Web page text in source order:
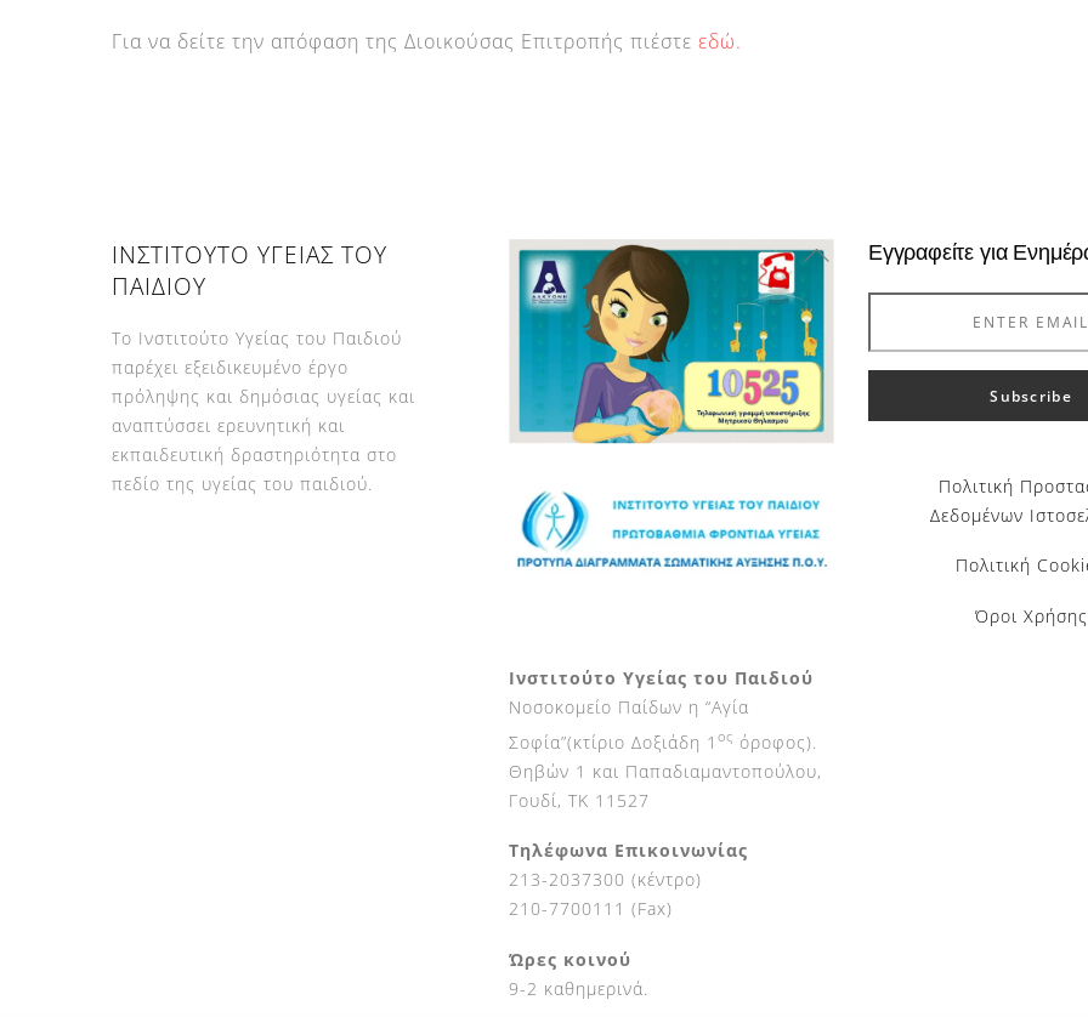
Για να δείτε την απόφαση της Διοικούσας Επιτροπής πιέστε εδώ.
Back
ΙΝΣΤΙΤΟΥΤΟ ΥΓΕΙΑΣ ΤΟΥ
ΠΑΙΔΙΟΥ
Το Ινστιτούτο Υγείας του Παιδιού
παρέχει εξειδικευμένο έργο
πρόληψης και δημόσιας υγείας και
αναπτύσσει ερευνητική και
εκπαιδευτική δραστηριότητα στο
πεδίο της υγείας του παιδιού.
Εγγραφείτε για
Πολιτική
Δεδομένων
Πολιτική
Όροι Χρήσης
Ινστιτούτο Υγείας του Παιδιού
Νοσοκομείο Παίδων η “Αγία
Σοφία”(κτίριο Δοξιάδη 1 ος όροφος).
Θηβών 1 και Παπαδιαμαντοπούλου,
Γουδί, ΤΚ 11527
Τηλέφωνα Επικοινωνίας
213-2037300 (κέντρο)
210-7700111 (Fax)
Ώρες κοινού
9-2 καθημερινά.